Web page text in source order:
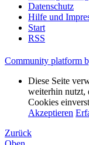
Datenschutz
Hilfe und
Start
RSS
Community platform
Diese Seite
weiterhin nutzt,
Cookies
Akzeptieren
Zurück